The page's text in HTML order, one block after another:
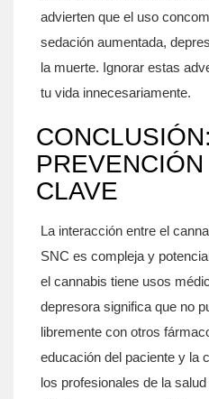
advierten que el uso
sedación aumentada,
la muerte. Ignorar estas
tu vida innecesariamente.
CLAVE
La interacción entre el
SNC es compleja y
el cannabis tiene usos
depresora significa que no
libremente con otros
educación del paciente y la
los profesionales de la